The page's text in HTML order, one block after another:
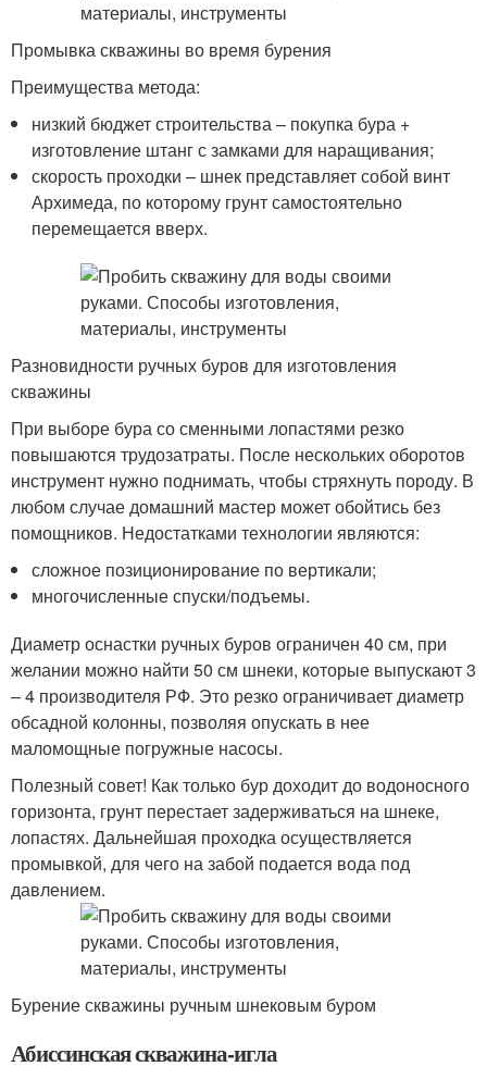
Промывка скважины во время бурения
Преимущества метода:
низкий бюджет строительства – покупка бура +
изготовление штанг с замками для наращивания;
скорость проходки – шнек представляет собой винт
Архимеда, по которому грунт самостоятельно
перемещается вверх.
Разновидности ручных буров для изготовления
скважины
При выборе бура со сменными лопастями резко
повышаются трудозатраты. После нескольких оборотов
инструмент нужно поднимать, чтобы стряхнуть породу. В
любом случае домашний мастер может обойтись без
помощников. Недостатками технологии являются:
сложное позиционирование по вертикали;
многочисленные спуски/подъемы.
Диаметр оснастки ручных буров ограничен 40 см, при
желании можно найти 50 см шнеки, которые выпускают 3
– 4 производителя РФ. Это резко ограничивает диаметр
обсадной колонны, позволяя опускать в нее
маломощные погружные насосы.
Полезный совет! Как только бур доходит до водоносного
горизонта, грунт перестает задерживаться на шнеке,
лопастях. Дальнейшая проходка осуществляется
промывкой, для чего на забой подается вода под
давлением.
Бурение скважины ручным шнековым буром
Абиссинская скважина-игла